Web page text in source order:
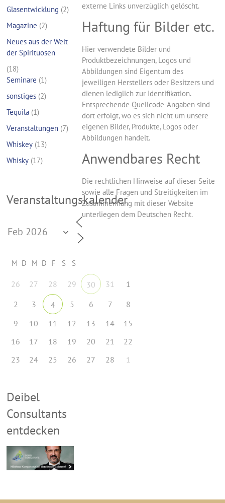
externe Links unverzüglich gelöscht.
Haftung für Bilder etc.
Hier verwendete Bilder und
Produktbezeichnungen, Logos und
Abbildungen sind Eigentum des
jeweiligen Herstellers oder Besitzers und
dienen lediglich zur Identifikation.
Entsprechende Quellcode-Angaben sind
dort erfolgt, wo es sich nicht um unsere
eigenen Bilder, Produkte, Logos oder
Abbildungen handelt.
Anwendbares Recht
Die rechtlichen Hinweise auf dieser Seite
sowie alle Fragen und Streitigkeiten im
Zusammenhang mit dieser Website
unterliegen dem Deutschen Recht.
Glasentwicklung (2)
Magazine (2)
Neues aus der Welt
der Spirituosen
(18)
Seminare (1)
sonstiges (2)
Tequila (1)
Veranstaltungen (7)
Whiskey (13)
Whisky (17)
Veranstaltungskalender
M D M D F S S
26 27 28 29 30 31
1
2
3 4 5 6 7
8
9
10 11 12 13 14
15
16
17 18 19 20 21
22
23
24 25 26 27 28 1
Deibel
Consultants
entdecken